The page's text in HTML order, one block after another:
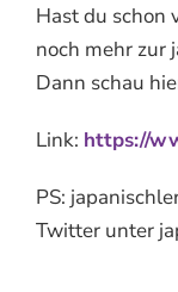
Hast du schon
noch mehr zur
Dann schau
Link: https://
PS:
Twitter unter